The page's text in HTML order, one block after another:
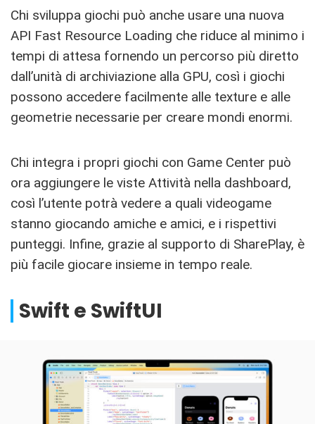
Chi sviluppa giochi può anche usare una nuova
API Fast Resource Loading che riduce al minimo i
tempi di attesa fornendo un percorso più diretto
dall’unità di archiviazione alla GPU, così i giochi
possono accedere facilmente alle texture e alle
geometrie necessarie per creare mondi enormi.
Chi integra i propri giochi con Game Center può
ora aggiungere le viste Attività nella dashboard,
così l’utente potrà vedere a quali videogame
stanno giocando amiche e amici, e i rispettivi
punteggi. Infine, grazie al supporto di SharePlay, è
più facile giocare insieme in tempo reale.
Swift e SwiftUI